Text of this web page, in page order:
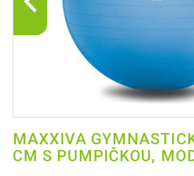
MAXXIVA
CM S PUMPIČKOU,